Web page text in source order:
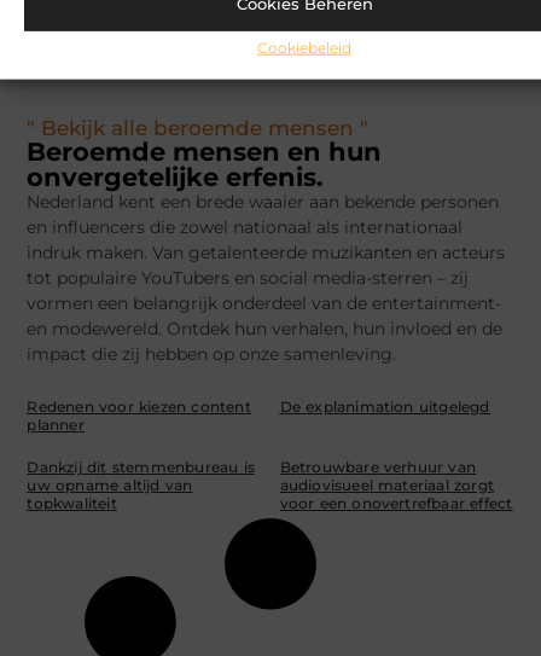
Cookiebeleid
" Bekijk alle beroemde mensen "
Beroemde mensen en hun
onvergetelijke erfenis.
Nederland kent een brede waaier aan bekende personen
en influencers die zowel nationaal als internationaal
indruk maken. Van getalenteerde muzikanten en acteurs
tot populaire YouTubers en social media-sterren – zij
vormen een belangrijk onderdeel van de entertainment-
en modewereld. Ontdek hun verhalen, hun invloed en de
impact die zij hebben op onze samenleving.
Redenen voor kiezen content
planner
De explanimation uitgelegd
Dankzij dit stemmenbureau is
uw opname altijd van
topkwaliteit
Betrouwbare verhuur van
audiovisueel materiaal zorgt
voor een onovertrefbaar effect